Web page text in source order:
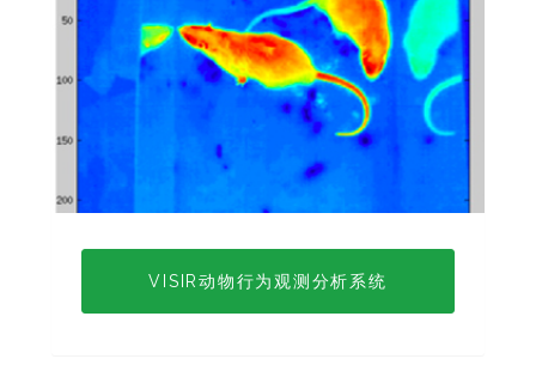
VISIR动物行为观测分析系统